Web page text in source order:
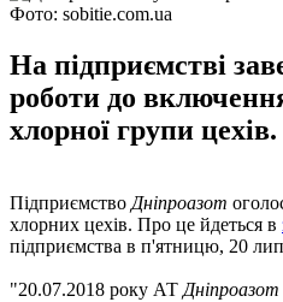
Фото: sobitie.com.ua
На підприємстві
роботи до
хлорної групи цехів.
Підприємство Дніпроазот
хлорних цехів. Про це йдеться в
підприємства в п'ятницю, 20
"20.07.2018 року АТ Дніпроазот